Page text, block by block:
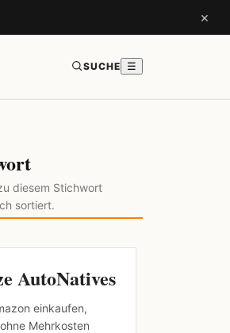
×
SUCHE ☰
diesem Stichwort
sortiert.
AutoNatives
einkaufen,
Mehrkosten